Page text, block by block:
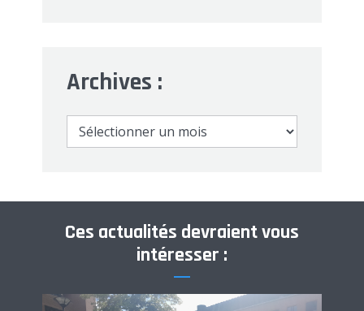
Archives :
Archives
Ces actualités devraient vous
intéresser :